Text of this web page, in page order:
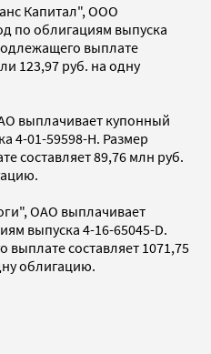
Капитал", ООО
по облигациям выпуска
выплате
123,97 руб. на одну
выплачивает купонный
4-01-59598-H. Размер
составляет 89,76 млн руб.
ОАО выплачивает
выпуска 4-16-65045-D.
составляет 1071,75
облигацию.